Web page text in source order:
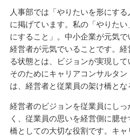
人事部では「やりたいを形にす
に掲げています。私の「やりた
にすること」。中小企業が元気
経営者が元気でいることです。
る状態とは、ビジョンが実現して
そのためにキャリアコンサルタン
は、経営者と従業員の架け橋とな
経営者のビジョンを従業員にし
く、従業員の思いを経営側に臆
橋としての大切な役割です。キ